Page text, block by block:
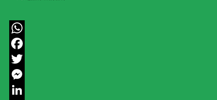
WhatsApp
Facebook
Twitter
Messenger